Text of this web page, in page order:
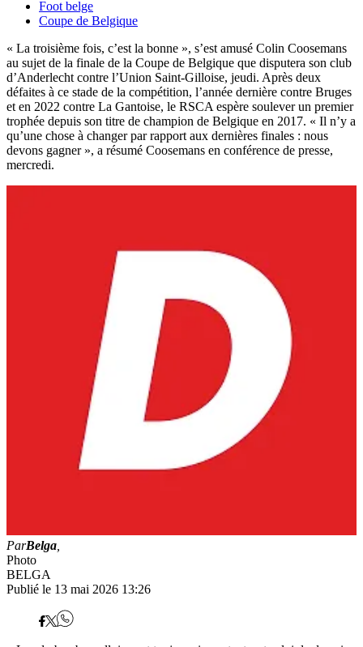
Foot belge
Coupe de Belgique
« La troisième fois, c’est la bonne », s’est amusé Colin Coosemans
au sujet de la finale de la Coupe de Belgique que disputera son club
d’Anderlecht contre l’Union Saint-Gilloise, jeudi. Après deux
défaites à ce stade de la compétition, l’année dernière contre Bruges
et en 2022 contre La Gantoise, le RSCA espère soulever un premier
trophée depuis son titre de champion de Belgique en 2017. « Il n’y a
qu’une chose à changer par rapport aux dernières finales : nous
devons gagner », a résumé Coosemans en conférence de presse,
mercredi.
ParBelga
Photo
BELGA
Publié le 13 mai 2026 13:26